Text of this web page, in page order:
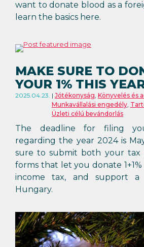
want to donate blood as a
learn the basics here.
MAKE SURE TO
YOUR 1% THIS
2025.04.23. Jótékonyság, Könyvelés és
Munkavállalási engedély,
Üzleti célú bevándorlás
The deadline for filing
regarding the year 2024 is
sure to submit both your tax
forms that let you donate
income tax, and support a
Hungary.